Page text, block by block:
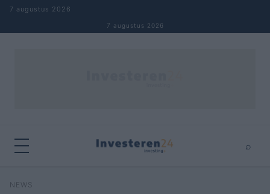
Naar inhoud springen
7 augustus 2026
7 augustus 2026
⌕
Zoeken
NEWS